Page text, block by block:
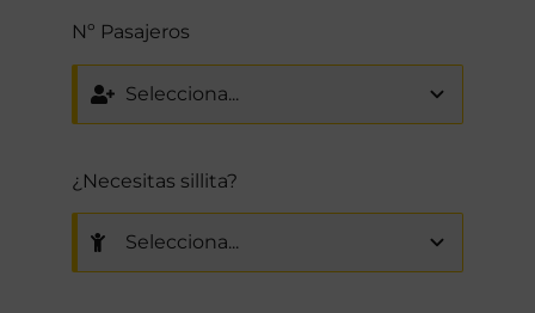
Nº Pasajeros
¿Necesitas sillita?